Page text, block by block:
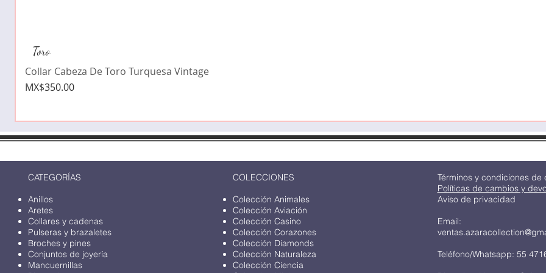
Toro
Collar Cabeza De Toro Turquesa Vintage
Price
MX$350.00
CATEGORÍAS
Anillos
Aretes
Collares y cadenas
Pulseras y brazaletes
Broches y pines
Conjuntos de joyería
Mancuernillas
COLECCIONES
Colección Animales
Colección Aviación
Colección Casino
Colección Corazones
Colección Diamonds
Colección Naturaleza
Colección Ciencia
Términos y condiciones de
Políticas de cambios y
Aviso de privacidad
Email:
Teléfono/Whatsapp: 55